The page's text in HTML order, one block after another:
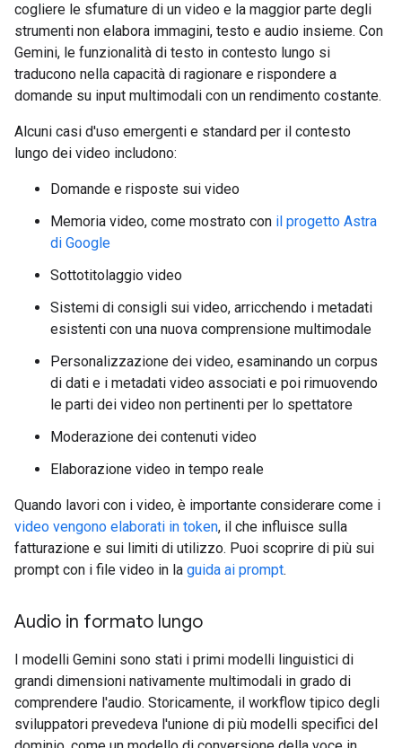
cogliere le sfumature di un video e la maggior parte degli
strumenti non elabora immagini, testo e audio insieme. Con
Gemini, le funzionalità di testo in contesto lungo si
traducono nella capacità di ragionare e rispondere a
domande su input multimodali con un rendimento costante.
Alcuni casi d'uso emergenti e standard per il contesto
lungo dei video includono:
Domande e risposte sui video
Memoria video, come mostrato con il progetto Astra
di Google
Sottotitolaggio video
Sistemi di consigli sui video, arricchendo i metadati
esistenti con una nuova comprensione multimodale
Personalizzazione dei video, esaminando un corpus
di dati e i metadati video associati e poi rimuovendo
le parti dei video non pertinenti per lo spettatore
Moderazione dei contenuti video
Elaborazione video in tempo reale
Quando lavori con i video, è importante considerare come i
video vengono elaborati in token, il che influisce sulla
fatturazione e sui limiti di utilizzo. Puoi scoprire di più sui
prompt con i file video in la guida ai prompt.
Audio in formato lungo
I modelli Gemini sono stati i primi modelli linguistici di
grandi dimensioni nativamente multimodali in grado di
comprendere l'audio. Storicamente, il workflow tipico degli
sviluppatori prevedeva l'unione di più modelli specifici del